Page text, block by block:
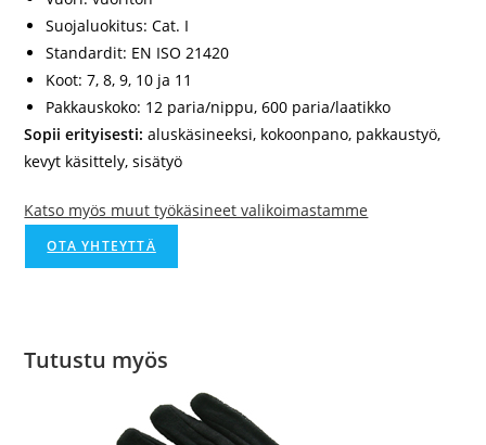
Suojaluokitus: Cat. I
Standardit: EN ISO 21420
Koot: 7, 8, 9, 10 ja 11
Pakkauskoko: 12 paria/nippu, 600 paria/laatikko
Sopii erityisesti: aluskäsineeksi, kokoonpano, pakkaustyö,
kevyt käsittely, sisätyö
Katso myös muut työkäsineet valikoimastamme
OTA YHTEYTTÄ
Tutustu myös